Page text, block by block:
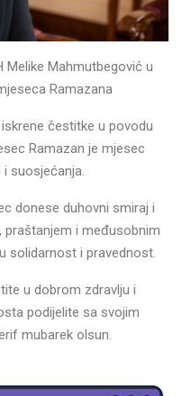
Melike Mahmutbegović u
Ramazana
čestitke u povodu
Ramazan je mjesec
i suosjećanja.
donese duhovni smiraj i
i međusobnim
solidarnost i pravednost.
u dobrom zdravlju i
podijelite sa svojim
mubarek olsun.